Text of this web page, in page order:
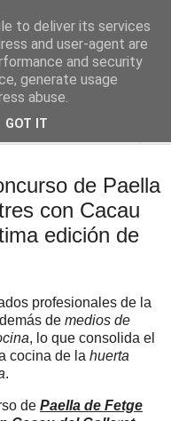
de la Gastronomía
de Paella
con Cacau
edición de
profesionales de la
de medios de
, lo que consolida el
cocina de la huerta
.
de Paella de Fetge
to deliver its services
and user-agent are
and security
generate usage
abuse.
GOT IT